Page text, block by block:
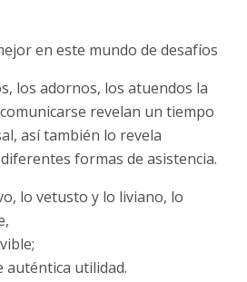
en este mundo de desafíos
los adornos, los atuendos la
revelan un tiempo
así también lo revela
formas de asistencia.
lo vetusto y lo liviano, lo
auténtica utilidad.